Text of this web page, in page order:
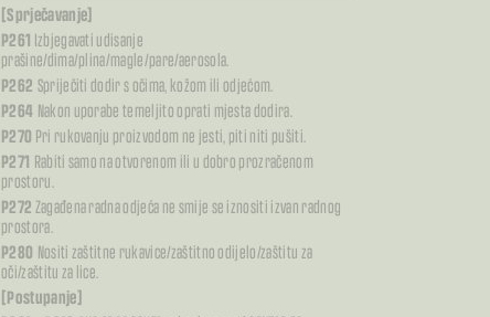
[Sprječavanje]
P261 Izbjegavati udisanje
prašine/dima/plina/magle/pare/aerosola.
P262 Spriječiti dodir s očima, kožom ili odjećom.
P264 Nakon uporabe temeljito oprati mjesta dodira.
P270 Pri rukovanju proizvodom ne jesti, piti niti pušiti.
P271 Rabiti samo na otvorenom ili u dobro prozračenom
prostoru.
P272Zagađena radna odjeća ne smije se iznositi izvan radnog
prostora.
P280 Nositi zaštitne rukavice/zaštitno odijelo/zaštitu za
oči/zaštitu za lice.
[Postupanje]